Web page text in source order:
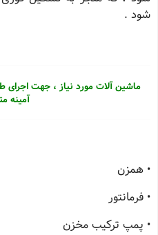
شود .
ماشین آلات مورد نیاز ، جهت اجرای
آمینه
• همزن
• فرمانتور
• پمپ ترکیب مخزن